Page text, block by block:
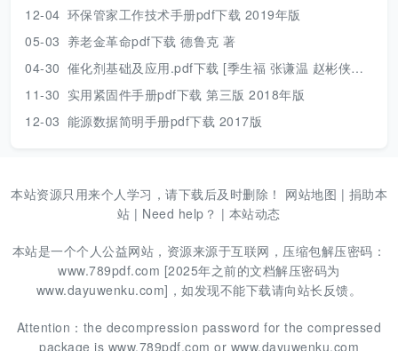
12-04 环保管家工作技术手册pdf下载 2019年版
05-03 养老金革命pdf下载 德鲁克 著
04-30 催化剂基础及应用.pdf下载 [季生福 张谦温 赵彬侠编] 2011年版
11-30 实用紧固件手册pdf下载 第三版 2018年版
12-03 能源数据简明手册pdf下载 2017版
本站资源只用来个人学习，请下载后及时删除！ 网站地图 | 捐助本
站 | Need help？ | 本站动态
本站是一个个人公益网站，资源来源于互联网，压缩包解压密码：
www.789pdf.com [2025年之前的文档解压密码为
www.dayuwenku.com]，如发现不能下载请向站长反馈。
Attention：the decompression password for the compressed
package is www.789pdf.com or www.dayuwenku.com